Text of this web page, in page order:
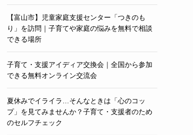
【富山市】児童家庭支援センター「つきのも
り」を訪問｜子育てや家庭の悩みを無料で相談
できる場所
子育て・支援アイディア交換会｜全国から参加
できる無料オンライン交流会
夏休みでイライラ…そんなときは「心のコッ
プ」を見てみませんか？子育て・支援者のため
のセルフチェック